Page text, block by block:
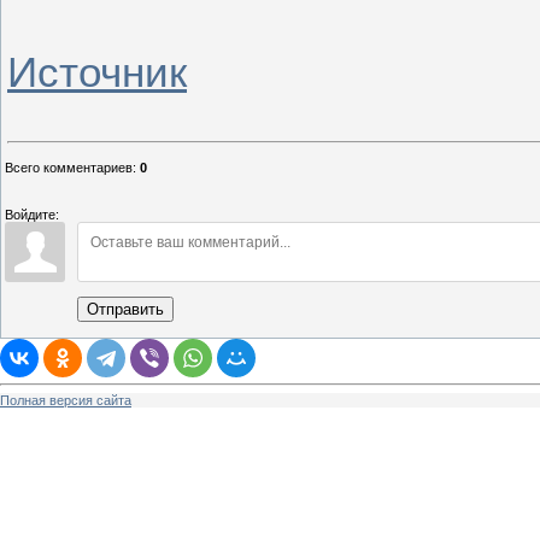
Источник
Всего комментариев: 0
Войдите:
Отправить
Полная версия сайта